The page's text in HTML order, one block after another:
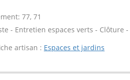
77, 71
- Entretien espaces verts -
artisan : Espaces et jardins